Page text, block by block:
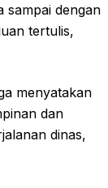
sampai dengan
tertulis,
menyatakan
dan
dinas,